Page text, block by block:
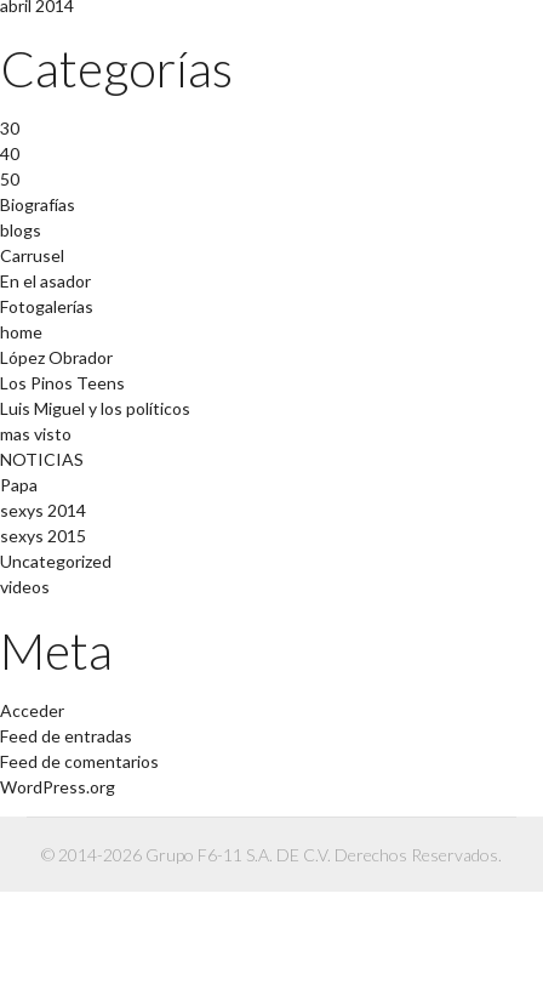
abril 2014
Categorías
30
40
50
Biografías
blogs
Carrusel
En el asador
Fotogalerías
home
López Obrador
Los Pinos Teens
Luis Miguel y los políticos
mas visto
NOTICIAS
Papa
sexys 2014
sexys 2015
Uncategorized
videos
Meta
Acceder
Feed de entradas
Feed de comentarios
WordPress.org
© 2014-2026 Grupo F6-11 S.A. DE C.V. Derechos Reservados.